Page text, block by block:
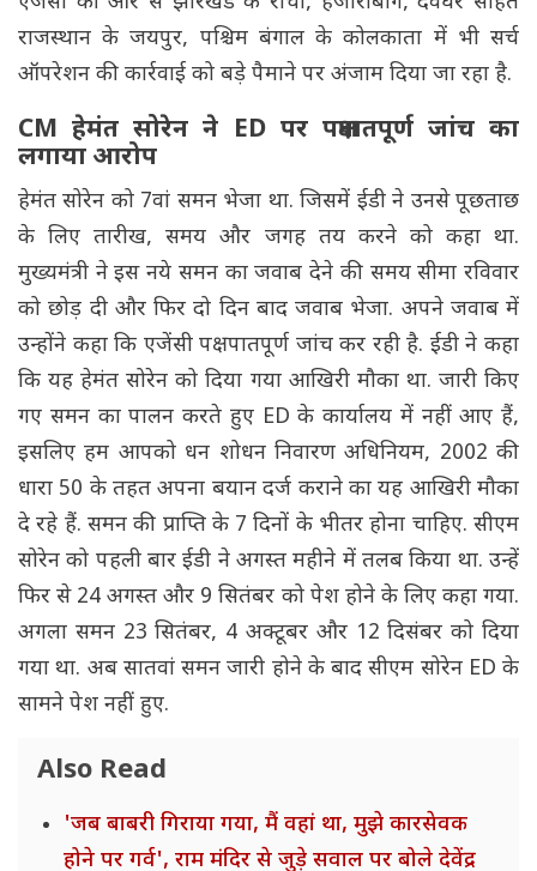
राजस्थान के जयपुर, पश्चिम बंगाल के कोलकाता में भी सर्च
ऑपरेशन की कार्रवाई को बड़े पैमाने पर अंजाम दिया जा रहा है.
CM हेमंत सोरेन ने ED पर पक्षपातपूर्ण जांच का
लगाया आरोप
हेमंत सोरेन को 7वां समन भेजा था. जिसमें ईडी ने उनसे पूछताछ
के लिए तारीख, समय और जगह तय करने को कहा था.
मुख्यमंत्री ने इस नये समन का जवाब देने की समय सीमा रविवार
को छोड़ दी और फिर दो दिन बाद जवाब भेजा. अपने जवाब में
उन्होंने कहा कि एजेंसी पक्षपातपूर्ण जांच कर रही है. ईडी ने कहा
कि यह हेमंत सोरेन को दिया गया आखिरी मौका था. जारी किए
गए समन का पालन करते हुए ED के कार्यालय में नहीं आए हैं,
इसलिए हम आपको धन शोधन निवारण अधिनियम, 2002 की
धारा 50 के तहत अपना बयान दर्ज कराने का यह आखिरी मौका
दे रहे हैं. समन की प्राप्ति के 7 दिनों के भीतर होना चाहिए. सीएम
सोरेन को पहली बार ईडी ने अगस्त महीने में तलब किया था. उन्हें
फिर से 24 अगस्त और 9 सितंबर को पेश होने के लिए कहा गया.
अगला समन 23 सितंबर, 4 अक्टूबर और 12 दिसंबर को दिया
गया था. अब सातवां समन जारी होने के बाद सीएम सोरेन ED के
सामने पेश नहीं हुए.
Also Read
'जब बाबरी गिराया गया, मैं वहां था, मुझे कारसेवक
होने पर गर्व', राम मंदिर से जुड़े सवाल पर बोले देवेंद्र